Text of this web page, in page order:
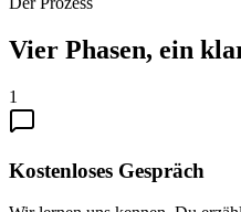
Vier Phasen, ein
1
Kostenloses Gespräch